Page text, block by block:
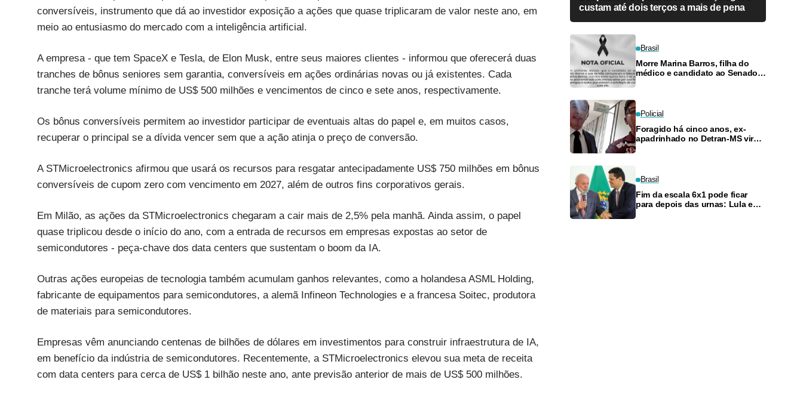
conversíveis, instrumento que dá ao investidor exposição a ações que quase triplicaram de valor neste ano, em
meio ao entusiasmo do mercado com a inteligência artificial.
A empresa - que tem SpaceX e Tesla, de Elon Musk, entre seus maiores clientes - informou que oferecerá duas
tranches de bônus seniores sem garantia, conversíveis em ações ordinárias novas ou já existentes. Cada
tranche terá volume mínimo de US$ 500 milhões e vencimentos de cinco e sete anos, respectivamente.
Os bônus conversíveis permitem ao investidor participar de eventuais altas do papel e, em muitos casos,
recuperar o principal se a dívida vencer sem que a ação atinja o preço de conversão.
A STMicroelectronics afirmou que usará os recursos para resgatar antecipadamente US$ 750 milhões em bônus
conversíveis de cupom zero com vencimento em 2027, além de outros fins corporativos gerais.
Em Milão, as ações da STMicroelectronics chegaram a cair mais de 2,5% pela manhã. Ainda assim, o papel
quase triplicou desde o início do ano, com a entrada de recursos em empresas expostas ao setor de
semicondutores - peça-chave dos data centers que sustentam o boom da IA.
Outras ações europeias de tecnologia também acumulam ganhos relevantes, como a holandesa ASML Holding,
fabricante de equipamentos para semicondutores, a alemã Infineon Technologies e a francesa Soitec, produtora
de materiais para semicondutores.
Empresas vêm anunciando centenas de bilhões de dólares em investimentos para construir infraestrutura de IA,
em benefício da indústria de semicondutores. Recentemente, a STMicroelectronics elevou sua meta de receita
com data centers para cerca de US$ 1 bilhão neste ano, ante previsão anterior de mais de US$ 500 milhões.
custam até dois terços a mais de pena
Brasil
Morre Marina Barros, filha do
médico e candidato ao Senado
Policial
Foragido há cinco anos, ex-
apadrinhado no Detran-MS vira
Brasil
Fim da escala 6x1 pode ficar
para depois das urnas: Lula e